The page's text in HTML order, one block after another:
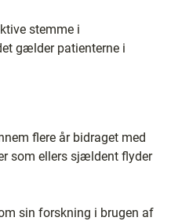
stemme i
gælder patienterne i
flere år bidraget med
som ellers sjældent flyder
sin forskning i brugen af